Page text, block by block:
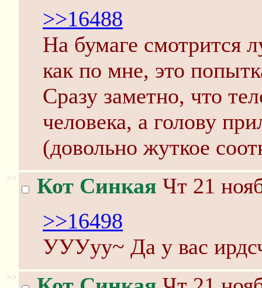
>>16488
На бумаге смотрится
как по мне, это
Сразу заметно, что
человека, а голову
(довольно жуткое
>> Кот Синкая Чт 21
>>16498
УУУуу~ Да у вас
>>